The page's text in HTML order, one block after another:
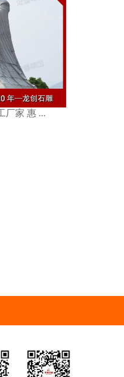
厂家 惠 ...